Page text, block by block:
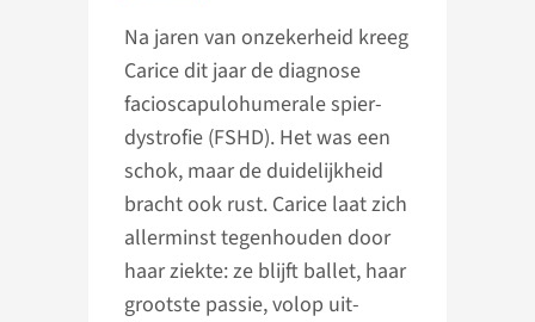
Na jaren van onzekerheid kreeg
Carice dit jaar de diagnose
facio­scapulo­humerale spier­
dystrofie (FSHD). Het was een
schok, maar de duidelijk­heid
bracht ook rust. Carice laat zich
aller­minst tegen­houden door
haar ziekte: ze blijft ballet, haar
grootste passie, volop uit­